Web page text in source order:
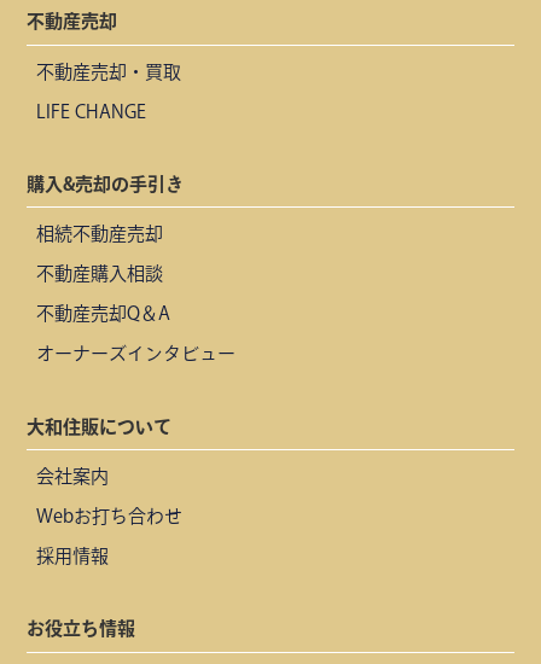
不動産売却
不動産売却・買取
LIFE CHANGE
購入&売却の手引き
相続不動産売却
不動産購入相談
不動産売却Q＆A
オーナーズインタビュー
大和住販について
会社案内
Webお打ち合わせ
採用情報
お役立ち情報